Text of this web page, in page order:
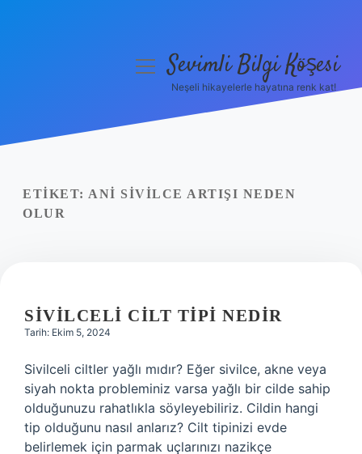
Yasal Uyarı
menüyüSevimli Bilgi Köşesi
Neşeli hikayelerle hayatına renk kat!
ETIKET: ANI SIVILCE ARTIŞI NEDEN
OLUR
SIVILCELI CILT TIPI NEDIR
Tarih: Ekim 5, 2024
Sivilceli ciltler yağlı mıdır? Eğer sivilce, akne veya
siyah nokta probleminiz varsa yağlı bir cilde sahip
olduğunuzu rahatlıkla söyleyebiliriz. Cildin hangi
tip olduğunu nasıl anlarız? Cilt tipinizi evde
belirlemek için parmak uçlarınızı nazikçe